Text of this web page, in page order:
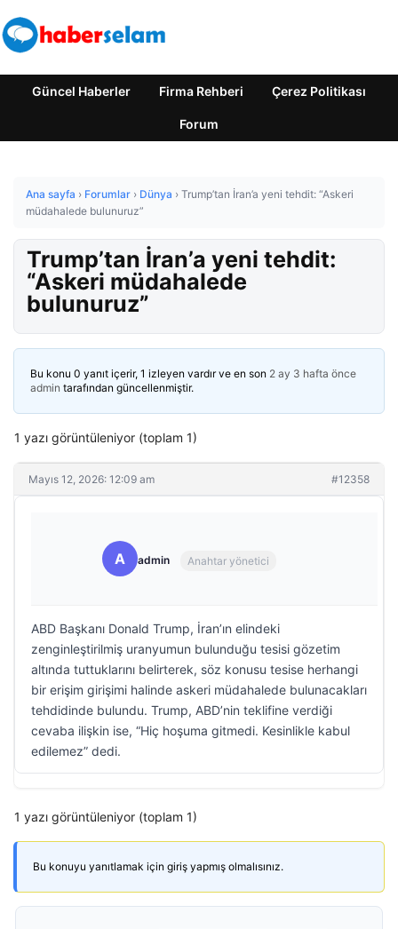
Güncel Haberler Firma Rehberi Çerez Politikası
Forum
Ana sayfa › Forumlar › Dünya › Trump’tan İran’a yeni tehdit: “Askeri
müdahalede bulunuruz”
Trump’tan İran’a yeni tehdit:
“Askeri müdahalede
bulunuruz”
Bu konu 0 yanıt içerir, 1 izleyen vardır ve en son 2 ay 3 hafta önce
admin tarafından güncellenmiştir.
1 yazı görüntüleniyor (toplam 1)
Mayıs 12, 2026: 12:09 am #12358
A admin Anahtar yönetici
ABD Başkanı Donald Trump, İran’ın elindeki
zenginleştirilmiş uranyumun bulunduğu tesisi gözetim
altında tuttuklarını belirterek, söz konusu tesise herhangi
bir erişim girişimi halinde askeri müdahalede bulunacakları
tehdidinde bulundu. Trump, ABD’nin teklifine verdiği
cevaba ilişkin ise, “Hiç hoşuma gitmedi. Kesinlikle kabul
edilemez” dedi.
1 yazı görüntüleniyor (toplam 1)
Bu konuyu yanıtlamak için giriş yapmış olmalısınız.